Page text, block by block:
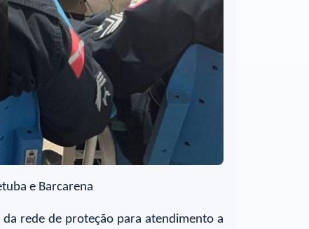
e Barcarena
da rede de proteção para atendimento a